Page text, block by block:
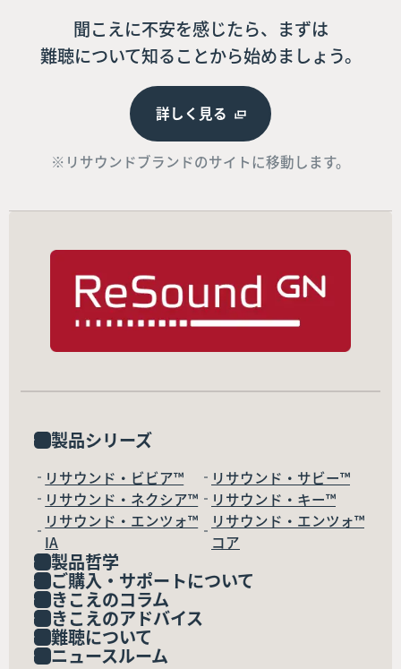
聞こえに不安を感じたら、まずは
難聴について知ることから始めましょう。
詳しく見る
※リサウンドブランドのサイトに移動します。
製品シリーズ
リサウンド・ビビア™
リサウンド・サビー™
リサウンド・ネクシア™
リサウンド・キー™
リサウンド・エンツォ™
IA
リサウンド・エンツォ™
コア
製品哲学
ご購入・サポートについて
きこえのコラム
きこえのアドバイス
難聴について
ニュースルーム